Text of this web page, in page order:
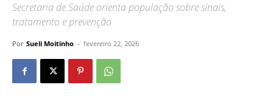
Secretaria de Saúde orienta população sobre sinais,
tratamento e prevenção
Por Sueli Moitinho - fevereiro 22, 2026